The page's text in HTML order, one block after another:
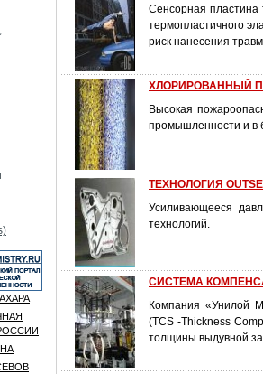
Сенсорная пластина
термопластичного
риск нанесения
ХЛОРИРОВАННЫЙ
Высокая
промышленности и в
ТЕХНОЛОГИЯ
Усиливающееся
технологий.
СИСТЕМА
Компания «Унилой
(TCS -Thickness
толщины выдувной